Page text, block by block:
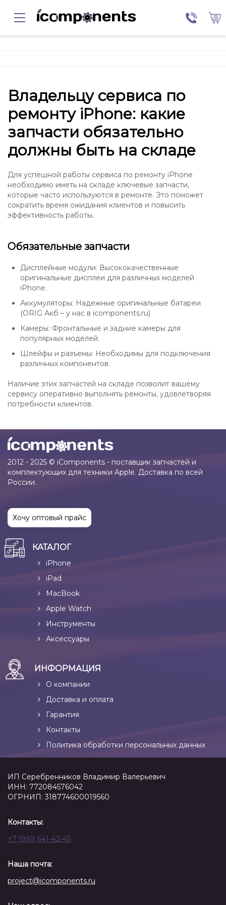
Владельцу сервиса по
ремонту iPhone: какие
запчасти обязательно
должны быть на складе
Для успешной работы сервиса по ремонту iPhone
необходимо иметь на складе ключевые запчасти,
которые часто используются в ремонте. Это поможет
сократить время ожидания клиентов и повысить
эффективность работы.
Обязательные запчасти
Дисплейные модули: Высококачественные
оригинальные дисплеи для различных моделей
iPhone.
Аккумуляторы: Надежные оригинальные батареи
(ORIG Акб – у нас в icomponents.ru)
Камеры: Фронтальные и задние камеры для
популярных моделей.
Шлейфы и разъемы: Необходимы для подключения
различных компонентов.
Наличие этих запчастей на складе позволит вашему
сервису оперативно выполнять ремонты, удовлетворяя
потребности клиентов.
2012 - 2025 © iComponents - поставщик запчастей и
комплектующих для техники Apple. Доставка по всей
России.
Хочу оптовый прайс
КАТАЛОГ
iPhone
iPad
MacBook
Apple Watch
Инструменты
Аксессуары
ИНФОРМАЦИЯ
О компании
Доставка и оплата
Гарантия
Контакты
Политика обработки персональных данных
ИП Серебренников Владимир Валерьевич
ИНН: 772084576042
ОГРНИП: 318774600019560
Контакты:
+7 (991) 641-42-45
Наша почта:
project@icomponents.ru